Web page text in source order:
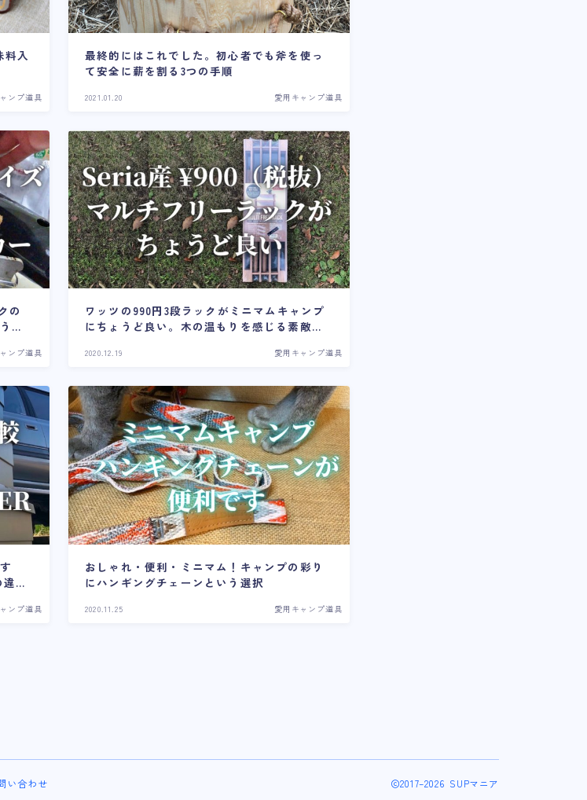
料入
ンプ道具
最終的にはこれでした。初心者でも斧を使っ
て安全に薪を割る3つの手順
2021.01.20 愛用キャンプ道具
の
ど
ンプ道具
ワッツの990円3段ラックがミニマムキャンプ
にちょうど良い。木の温もりを感じる素敵ラ
2020.12.19 愛用キャンプ道具
い
ンプ道具
おしゃれ・便利・ミニマム！キャンプの彩り
にハンギングチェーンという選択
2020.11.25 愛用キャンプ道具
い合わせ 2017–2026 SUPマニア